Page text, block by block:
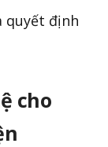
quyết định
cho